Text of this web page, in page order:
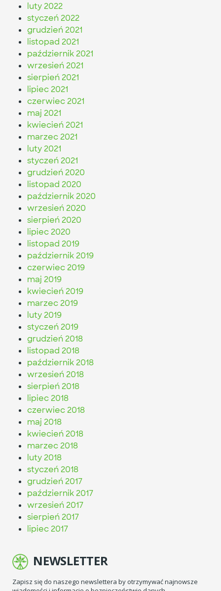
luty 2022
styczeń 2022
grudzień 2021
listopad 2021
październik 2021
wrzesień 2021
sierpień 2021
lipiec 2021
czerwiec 2021
maj 2021
kwiecień 2021
marzec 2021
luty 2021
styczeń 2021
grudzień 2020
listopad 2020
październik 2020
wrzesień 2020
sierpień 2020
lipiec 2020
listopad 2019
październik 2019
czerwiec 2019
maj 2019
kwiecień 2019
marzec 2019
luty 2019
styczeń 2019
grudzień 2018
listopad 2018
październik 2018
wrzesień 2018
sierpień 2018
lipiec 2018
czerwiec 2018
maj 2018
kwiecień 2018
marzec 2018
luty 2018
styczeń 2018
grudzień 2017
październik 2017
wrzesień 2017
sierpień 2017
lipiec 2017
NEWSLETTER
Zapisz się do naszego newslettera by otrzymywać najnowsze